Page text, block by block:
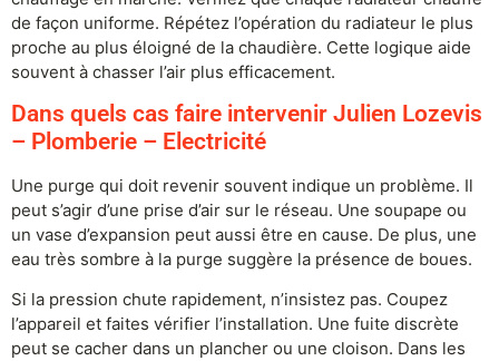
de façon uniforme. Répétez l’opération du radiateur le plus
proche au plus éloigné de la chaudière. Cette logique aide
souvent à chasser l’air plus efficacement.
Dans quels cas faire intervenir Julien Lozevis
– Plomberie – Electricité
Une purge qui doit revenir souvent indique un problème. Il
peut s’agir d’une prise d’air sur le réseau. Une soupape ou
un vase d’expansion peut aussi être en cause. De plus, une
eau très sombre à la purge suggère la présence de boues.
Si la pression chute rapidement, n’insistez pas. Coupez
l’appareil et faites vérifier l’installation. Une fuite discrète
peut se cacher dans un plancher ou une cloison. Dans les